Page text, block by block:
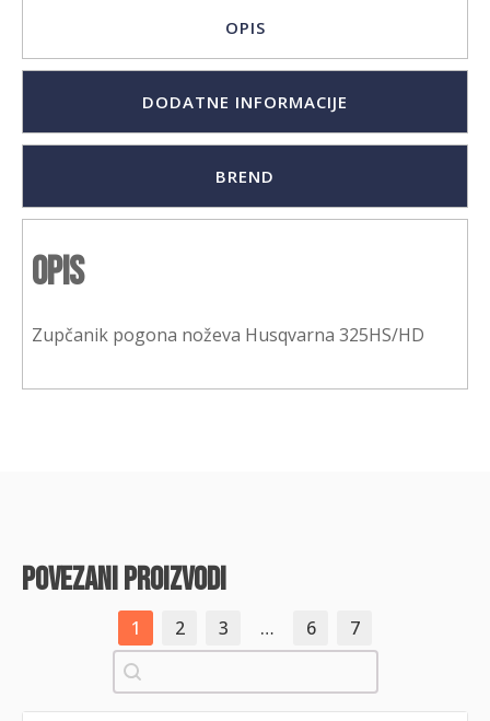
OPIS
DODATNE INFORMACIJE
BREND
Opis
Zupčanik pogona noževa Husqvarna 325HS/HD
povezani proizvodi
1 2 3 … 6
7
Pretraži